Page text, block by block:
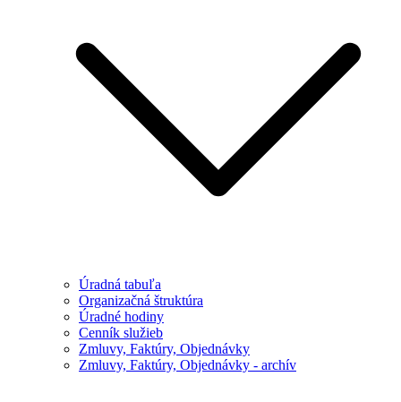
Úradná tabuľa
Organizačná štruktúra
Úradné hodiny
Cenník služieb
Zmluvy, Faktúry, Objednávky
Zmluvy, Faktúry, Objednávky - archív